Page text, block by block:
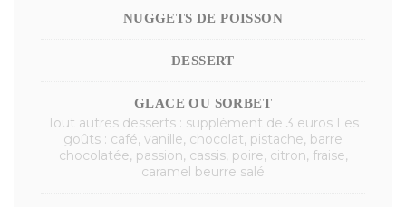
NUGGETS DE POISSON
DESSERT
GLACE OU SORBET
Tout autres desserts : supplément de 3 euros Les
goûts : café, vanille, chocolat, pistache, barre
chocolatée, passion, cassis, poire, citron, fraise,
caramel beurre salé